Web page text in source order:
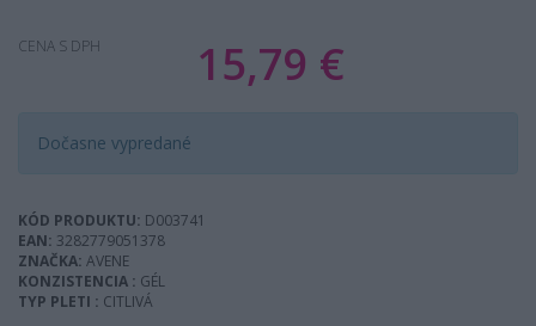
CENA S DPH 15,79 €
Dočasne vypredané
KÓD PRODUKTU: D003741
EAN: 3282779051378
ZNAČKA: AVENE
KONZISTENCIA : GÉL
TYP PLETI : CITLIVÁ